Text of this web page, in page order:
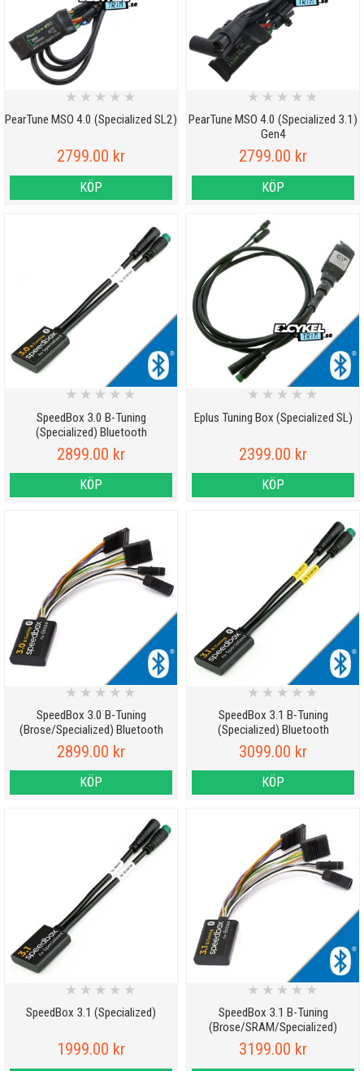
PearTune MSO 4.0 (Specialized SL2)
★ ★ ★ ★ ★
2799.00 kr
KÖP
PearTune MSO 4.0 (Specialized 3.1)
Gen4
★ ★ ★ ★ ★
2799.00 kr
KÖP
SpeedBox 3.0 B-Tuning
(Specialized) Bluetooth
★ ★ ★ ★ ★
2899.00 kr
KÖP
Eplus Tuning Box (Specialized SL)
★ ★ ★ ★ ★
2399.00 kr
KÖP
SpeedBox 3.0 B-Tuning
(Brose/Specialized) Bluetooth
★ ★ ★ ★ ★
2899.00 kr
KÖP
SpeedBox 3.1 B-Tuning
(Specialized) Bluetooth
★ ★ ★ ★ ★
3099.00 kr
KÖP
SpeedBox 3.1 (Specialized)
★ ★ ★ ★ ★
1999.00 kr
SpeedBox 3.1 B-Tuning
(Brose/SRAM/Specialized)
Bluetooth
★ ★ ★ ★ ★
3199.00 kr